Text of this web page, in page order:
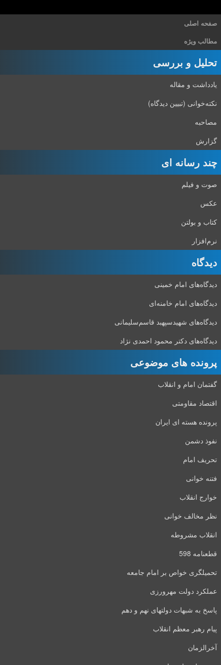
صفحه اصلی
مطالب ویژه
تحلیل و بررسی
یادداشت و مقاله
نکته‌خوانی (تبیین دیدگاه)
مصاحبه
گزارش
چند رسانه ای
صوت و فیلم
عکس
کتاب و بولتن
نرم‌افزار
دیدگاه‌
دیدگاه‌های امام خمینی
دیدگاه‌های امام خامنه‌ای
دیدگاه‌های شهید‌سپهبد قاسم‌سلیمانی
دیدگاه‌های دکتر محمود احمدی نژاد
پرونده های موضوعی
گفتمان امام و انقلاب
اقتصاد مقاومتی
پرونده هسته ای ایران
نفوذ دشمن
تحریف امام
فتنه خوانی
خوارج انقلاب
نظر مخالف خوانی
انقلاب مشروطه
قطعنامه 598
تحمیلگری خواص بر امام جامعه
عملکرد دولت مهرورزی
پاسخ به شبهات دولتهای نهم و دهم
پیام رهبر معظم انقلاب
آخرالزمان